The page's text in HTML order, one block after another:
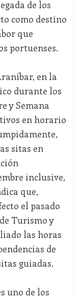
de los
como destino
que
portuenses.
en la
durante los
y Semana
en horario
sitas en
inclusive,
que,
el pasado
Turismo y
las horas
de
guiadas.
uno de los